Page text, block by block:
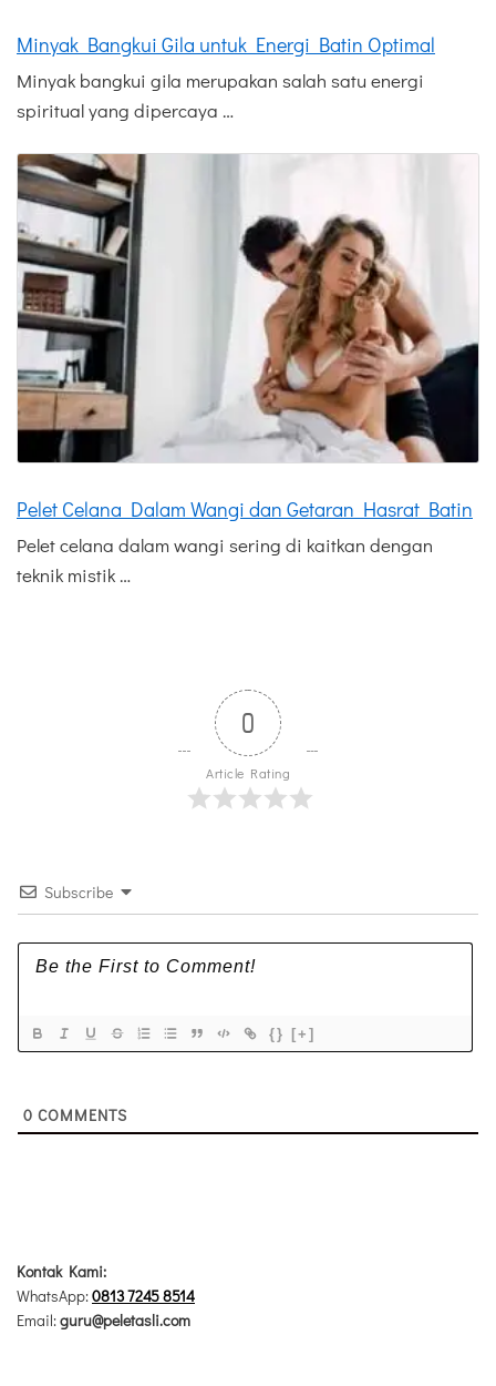
Minyak Bangkui Gila untuk Energi Batin Optimal
Minyak bangkui gila merupakan salah satu energi
spiritual yang dipercaya …
Pelet Celana Dalam Wangi dan Getaran Hasrat Batin
Pelet celana dalam wangi sering di kaitkan dengan
teknik mistik …
0
Article Rating
Subscribe
{} [+]
0 COMMENTS
Kontak Kami:
WhatsApp:0813 7245 8514
Email:guru@peletasli.com